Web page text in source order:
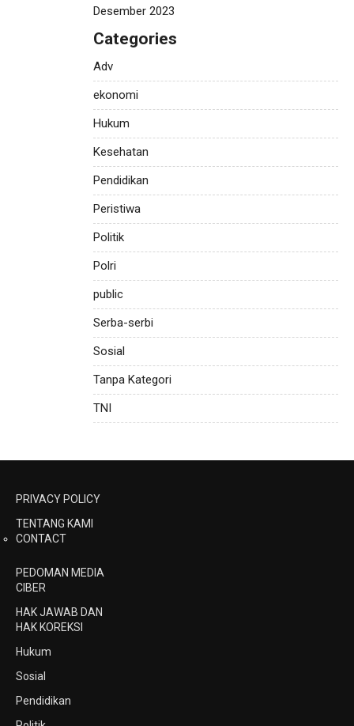
Desember 2023
Categories
Adv
ekonomi
Hukum
Kesehatan
Pendidikan
Peristiwa
Politik
Polri
public
Serba-serbi
Sosial
Tanpa Kategori
TNI
PRIVACY POLICY
TENTANG KAMI
CONTACT
PEDOMAN MEDIA
CIBER
HAK JAWAB DAN
HAK KOREKSI
Hukum
Sosial
Pendidikan